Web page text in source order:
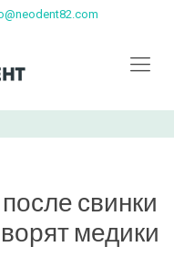
свинки
медики